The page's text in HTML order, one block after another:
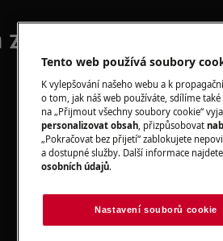
Tento web používá soubory
K vylepšování našeho webu a k
o tom, jak náš web používáte, sdílíme
na „Přijmout všechny soubory cookie“
personalizovat obsah , přizpůsobovat
„Pokračovat bez přijetí“ zablokujete
a dostupné služby. Další informace
osobních údajů.
Nastavení souborů cookie